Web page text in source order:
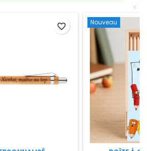
<
favorite_border Nouveau